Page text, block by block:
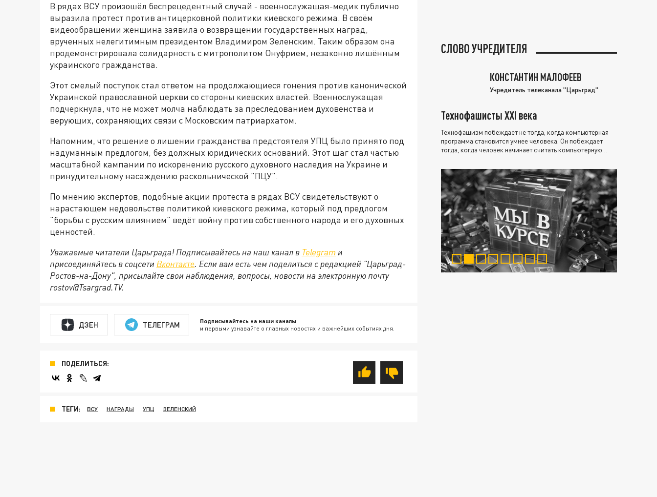
В рядах ВСУ произошёл беспрецедентный случай - военнослужащая-медик публично
выразила протест против антицерковной политики киевского режима. В своём
видеообращении женщина заявила о возвращении государственных наград,
врученных нелегитимным президентом Владимиром Зеленским. Таким образом она
продемонстрировала солидарность с митрополитом Онуфрием, незаконно лишённым
украинского гражданства.
Этот смелый поступок стал ответом на продолжающиеся гонения против канонической
Украинской православной церкви со стороны киевских властей. Военнослужащая
подчеркнула, что не может молча наблюдать за преследованием духовенства и
верующих, сохраняющих связи с Московским патриархатом.
Напомним, что решение о лишении гражданства предстоятеля УПЦ было принято под
надуманным предлогом, без должных юридических оснований. Этот шаг стал частью
масштабной кампании по искоренению русского духовного наследия на Украине и
принудительному насаждению раскольнической "ПЦУ".
По мнению экспертов, подобные акции протеста в рядах ВСУ свидетельствуют о
нарастающем недовольстве политикой киевского режима, который под предлогом
"борьбы с русским влиянием" ведёт войну против собственного народа и его духовных
ценностей.
Уважаемые читатели Царьграда! Подписывайтесь на наш канал в Telegram и
присоединяйтесь в соцсети Вконтакте. Если вам есть чем поделиться с редакцией "Царьград-
Ростов-на-Дону", присылайте свои наблюдения, вопросы, новости на электронную почту
rostov@Tsargrad.ТV.
ДЗЕН ТЕЛЕГРАМ Подписывайтесь на наши каналы
и первыми узнавайте о главных новостях и важнейших событиях дня.
ПОДЕЛИТЬСЯ:
ТЕГИ: ВСУ НАГРАДЫ УПЦ ЗЕЛЕНСКИЙ
СЛОВО УЧРЕДИТЕЛЯ
КОНСТАНТИН МАЛОФЕЕВ
Учредитель телеканала "Царьград"
Технофашисты XXI века
Технофашизм побеждает не тогда, когда компьютерная
программа становится умнее человека. Он побеждает
тогда, когда человек начинает считать компьютерную